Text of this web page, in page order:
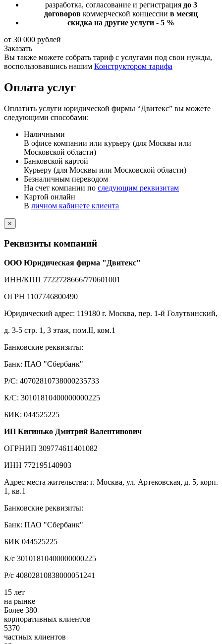
разработка, согласование и регистрациядо 3
договоров коммерческой концессии в месяц
скидка на другие услуги - 5 %
от 30 000 рублей
Заказать
Вы также можете собрать тариф с услугами под свои нужды,
воспользовавшись нашим Конструктором тарифа
Оплата услуг
Оплатить услуги юридической фирмы “Двитекс” вы можете
следующими способами:
Наличными
В офисе компании или курьеру (для Москвы или
Московской области)
Банковской картой
Курьеру (для Москвы или Московской области)
Безналичным переводом
На счет компании по следующим реквизитам
Картой онлайн
В личном кабинете клиента
×
Реквизиты компаний
ООО Юридическая фирма "Двитекс"
ИНН/КПП 7722728666/770601001
ОГРН 1107746800490
Юридический адрес: 119180 г. Москва, пер. 1-й Голутвинский,
д. 3-5 стр. 1, 3 этаж, пом.II, ком.1
Банковские реквизиты:
Банк: ПАО "Сбербанк"
Р/С: 40702810738000235733
К/С: 30101810400000000225
БИК: 044525225
ИП Кигинько Дмитрий Валентинович
ОГРНИП 309774611401082
ИНН 772195140903
Адрес места жительства: г. Москва, ул. Артековская, д. 5, корп.
1, кв.1
Банковские реквизиты:
Банк: ПАО "Сбербанк"
БИК 044525225
К/с 30101810400000000225
Р/с 40802810838000051241
15 лет
на рынке
Более 380
корпоративных клиентов
5370
частных клиентов